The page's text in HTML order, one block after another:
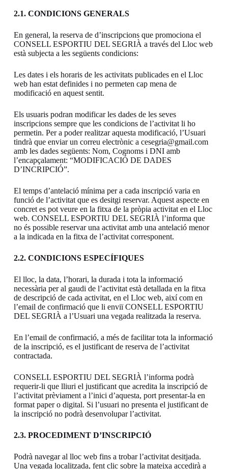
2.1. CONDICIONS GENERALS
En general, la reserva de d’inscripcions que promociona el
CONSELL ESPORTIU DEL SEGRIÀ a través del Lloc web
està subjecta a les següents condicions:
Les dates i els horaris de les activitats publicades en el Lloc
web han estat definides i no permeten cap mena de
modificació en aquest sentit.
Els usuaris podran modificar les dades de les seves
inscripcions sempre que les condicions de l’activitat li ho
permetin. Per a poder realitzar aquesta modificació, l’Usuari
tindrà que enviar un correu electrònic a cesegria@gmail.com
amb les dades següents: Nom, Cognoms i DNI amb
l’encapçalament: “MODIFICACIÓ DE DADES
D’INCRIPCIÓ”.
El temps d’antelació mínima per a cada inscripció varia en
funció de l’activitat que es desitgi reservar. Aquest aspecte en
concret es pot veure en la fitxa de la pròpia activitat en el Lloc
web. CONSELL ESPORTIU DEL SEGRIÀ l’informa que
no és possible reservar una activitat amb una antelació menor
a la indicada en la fitxa de l’activitat corresponent.
2.2. CONDICIONS ESPECÍFIQUES
El lloc, la data, l’horari, la durada i tota la informació
necessària per al gaudi de l’activitat està detallada en la fitxa
de descripció de cada activitat, en el Lloc web, així com en
l’email de confirmació que li enviï CONSELL ESPORTIU
DEL SEGRIÀ a l’Usuari una vegada realitzada la reserva.
En l’email de confirmació, a més de facilitar tota la informació
de la inscripció, es el justificant de reserva de l’activitat
contractada.
CONSELL ESPORTIU DEL SEGRIÀ l’informa podrà
requerir-li que lliuri el justificant que acredita la inscripció de
l’activitat prèviament a l’inici d’aquesta, port presentar-la en
format paper o digital. Si l’usuari no presenta el justificant de
la inscripció no podrà desenvolupar l’activitat.
2.3. PROCEDIMENT D’INSCRIPCIÓ
Podrà navegar al lloc web fins a trobar l’activitat desitjada.
Una vegada localitzada, fent clic sobre la mateixa accedirà a